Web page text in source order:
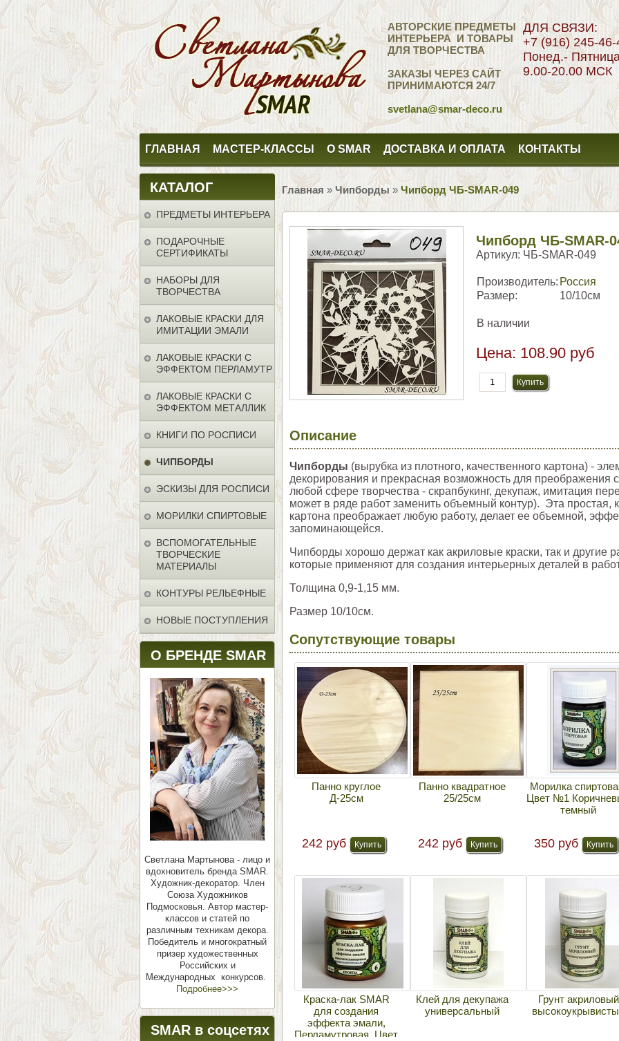
АВТОРСКИЕ ПРЕДМЕТЫ
ИНТЕРЬЕРА И ТОВАРЫ
ДЛЯ ТВОРЧЕСТВА
ЗАКАЗЫ ЧЕРЕЗ САЙТ
ПРИНИМАЮТСЯ 24/7
svetlana@smar-deco.ru
ДЛЯ СВЯЗИ:
+7 (916) 245-46-
Понед.-
9.00-20.00 МСК
ГЛАВНАЯ МАСТЕР-КЛАССЫ О SMAR ДОСТАВКА И ОПЛАТА КОНТАКТЫ
КАТАЛОГ
ПРЕДМЕТЫ ИНТЕРЬЕРА
ПОДАРОЧНЫЕ
СЕРТИФИКАТЫ
НАБОРЫ ДЛЯ
ТВОРЧЕСТВА
ЛАКОВЫЕ КРАСКИ ДЛЯ
ИМИТАЦИИ ЭМАЛИ
ЛАКОВЫЕ КРАСКИ С
ЭФФЕКТОМ ПЕРЛАМУТР
ЛАКОВЫЕ КРАСКИ С
ЭФФЕКТОМ МЕТАЛЛИК
КНИГИ ПО РОСПИСИ
ЧИПБОРДЫ
ЭСКИЗЫ ДЛЯ РОСПИСИ
МОРИЛКИ СПИРТОВЫЕ
ВСПОМОГАТЕЛЬНЫЕ
ТВОРЧЕСКИЕ
МАТЕРИАЛЫ
КОНТУРЫ РЕЛЬЕФНЫЕ
НОВЫЕ ПОСТУПЛЕНИЯ
О БРЕНДЕ SMAR
Светлана Мартынова - лицо и
вдохновитель бренда SMAR.
Художник-декоратор. Член
Союза Художников
Подмосковья. Автор мастер-
классов и статей по
различным техникам декора.
Победитель и многократный
призер художественных
Российских и
Международных конкурсов.
Подробнее>>>
SMAR в соцсетях
Главная » Чипборды » Чипборд ЧБ-SMAR-049
Чипборд ЧБ-SMAR-
Артикул: ЧБ-SMAR-049
Производитель: Россия
Размер:
10/10см
В наличии
Цена: 108.90 руб
Описание
Чипборды (вырубка из плотного, качественного картона) -
декорирования и прекрасная возможность для преображения
любой сфере творчества - скрапбукинг, декупаж, имитация
может в ряде работ заменить объемный контур). Эта простая,
картона преображает любую работу, делает ее объемной,
запоминающейся.
Чипборды хорошо держат как акриловые краски, так и другие
которые применяют для создания интерьерных деталей в
Толщина 0,9-1,15 мм.
Размер 10/10см.
Сопутствующие товары
Панно круглое
Д-25см
242 руб
Панно квадратное
25/25см
242 руб
Морилка
Цвет №1
темный
350 руб
Краска-лак SMAR
для создания
эффекта эмали,
Перламутровая. Цвет
Клей для декупажа
универсальный
Грунт акриловый